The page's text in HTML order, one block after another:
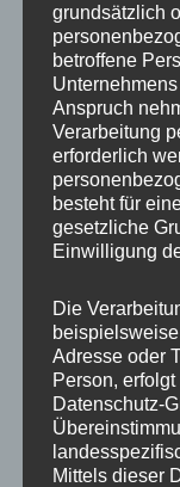
MP
Beratung
Training
Coaching
grundsätzlich
betroffene
Anspruch
Verarbeitung
erforderlich
besteht für
gesetzliche
Einwilligung
Die
Adresse oder
Person,
Datenschutz-
Mittels dieser